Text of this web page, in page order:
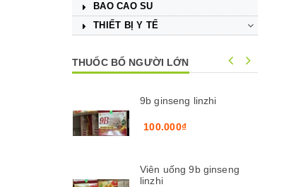
Mua hàng Mua hàng
BAO CAO SU
THIẾT BỊ Y TẾ
THUỐC BỔ NGƯỜI LỚN
9b ginseng linzhi
100.000₫
Viên uống 9b ginseng
linzhi